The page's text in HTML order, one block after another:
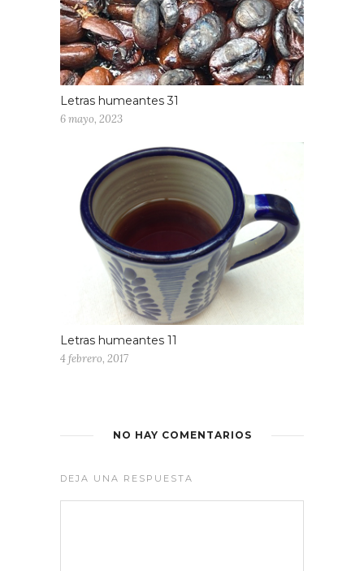
Letras humeantes 31
6 mayo, 2023
Letras humeantes 11
4 febrero, 2017
NO HAY COMENTARIOS
DEJA UNA RESPUESTA